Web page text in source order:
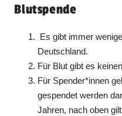
Blutspende
Es gibt immer
Deutschland.
Für Blut gibt es
Für Spender*innen
gespendet werden
Jahren, nach oben